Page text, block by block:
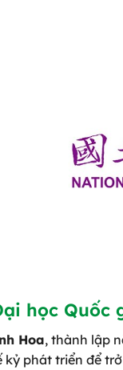
học Quốc
Hoa, thành lập
phát triển để